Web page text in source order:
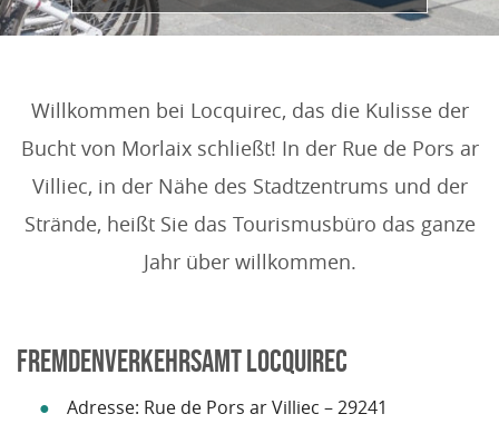
Willkommen bei Locquirec, das die Kulisse der
Bucht von Morlaix schließt! In der Rue de Pors ar
Villiec, in der Nähe des Stadtzentrums und der
Strände, heißt Sie das Tourismusbüro das ganze
Jahr über willkommen.
FREMDENVERKEHRSAMT LOCQUIREC
Adresse: Rue de Pors ar Villiec – 29241